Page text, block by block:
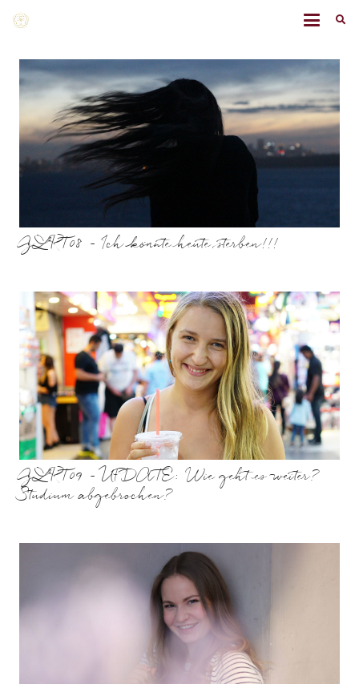
GLRT08 – Ich könnte heute sterben!!!
GLRT09 – UPDATE: Wie geht es weiter?
Studium abgebrochen?